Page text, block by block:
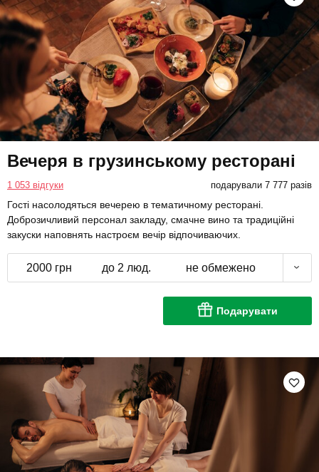
Вечеря в грузинському ресторані
1 053 відгуки подарували 7 777 разів
Гості насолодяться вечерею в тематичному ресторані.
Доброзичливий персонал закладу, смачне вино та традиційні
закуски наповнять настроєм вечір відпочиваючих.
2000 грн до 2 люд. не обмежено
Подарувати